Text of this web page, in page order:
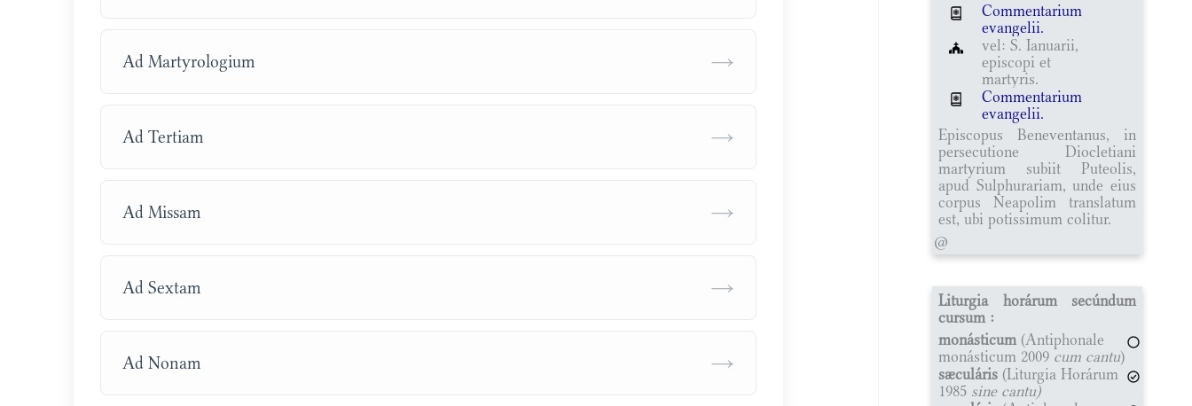
Ad Martyrologium →
Ad Tertiam →
Ad Missam →
Ad Sextam →
Ad Nonam →
Commentarium
evangelii.
vel: S. Ianuarii,
episcopi et
martyris.
Commentarium
evangelii.
Episcopus Beneventanus, in
persecutione Diocletiani
martyrium subiit Puteolis,
apud Sulphurariam, unde eius
corpus Neapolim translatum
est, ubi potissimum colitur.
@
Liturgia horárum secúndum
cursum :
monásticum (Antiphonale
monásticum 2009 cum cantu)
sæculáris (Liturgia Horárum
1985 sine cantu)